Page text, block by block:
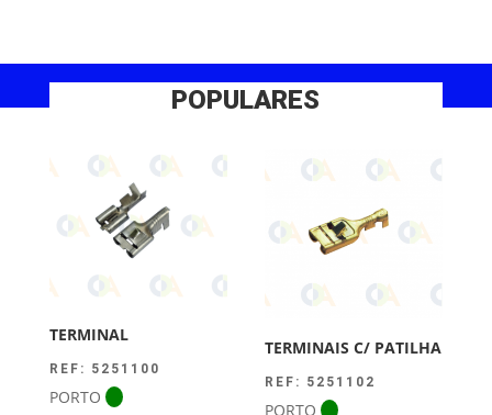
POPULARES
TERMINAL
REF: 5251100
PORTO
TERMINAIS C/ PATILHA
REF: 5251102
PORTO